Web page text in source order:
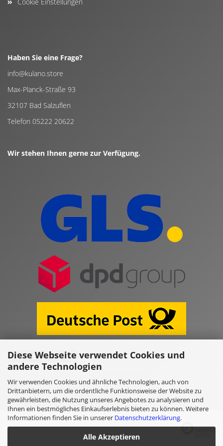
Diese Webseite verwendet Cookies und
andere Technologien
Wir verwenden Cookies und ähnliche Technologien, auch von
Drittanbietern, um die ordentliche Funktionsweise der Website zu
gewährleisten, die Nutzung unseres Angebotes zu analysieren und
Ihnen ein bestmögliches Einkaufserlebnis bieten zu können. Weitere
Informationen finden Sie in unserer Datenschutzerklärung.
Alle Akzeptieren
Cookie Einstellungen
Haben Sie eine Frage?
info@kulano.store
Max-Planck-Straße 93
32107 Bad Salzuflen
Telefon 05222 20622
Wir stehen Ihnen gerne zur Verfügung.
Vertrag widerrufen
Online Shop erstellenmit Gambio.de © 2026
Ausgewählte Top-Bewertungen für www.kulano.store/de